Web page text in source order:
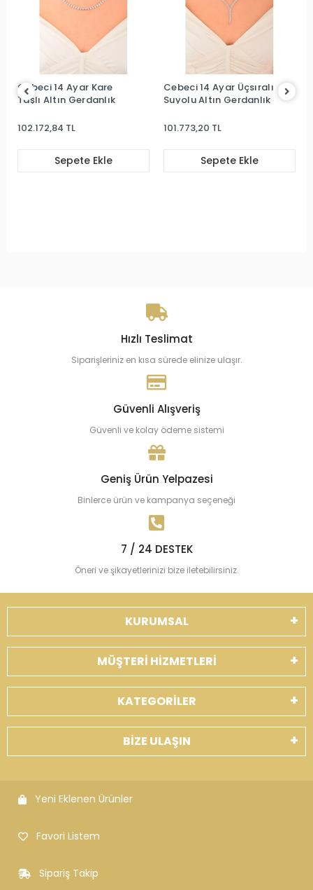
Cebeci 14 Ayar Kare
Taşlı Altın Gerdanlık
102.172,84 TL
Sepete Ekle
Cebeci 14 Ayar Üçsıralı
Suyolu Altın Gerdanlık
101.773,20 TL
Sepete Ekle
Hızlı Teslimat
Siparişleriniz en kısa sürede elinize ulaşır.
Güvenli Alışveriş
Güvenli ve kolay ödeme sistemi
Geniş Ürün Yelpazesi
Binlerce ürün ve kampanya seçeneği
7 / 24 DESTEK
Öneri ve şikayetlerinizi bize iletebilirsiniz.
KURUMSAL
MÜŞTERİ HİZMETLERİ
KATEGORİLER
BİZE ULAŞIN
Yeni Eklenen Ürünler
Favori Listem
Sipariş Takip